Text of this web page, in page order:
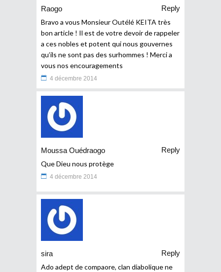
Raogo
Reply
Bravo a vous Monsieur Outélé KEITA très
bon article ! Il est de votre devoir de rappeler
a ces nobles et potent qui nous gouvernes
qu’ils ne sont pas des surhommes ! Merci a
vous nos encouragements
4 décembre 2014
Moussa Ouédraogo
Reply
Que Dieu nous protège
4 décembre 2014
sira
Reply
Ado adept de compaore, clan diabolique ne